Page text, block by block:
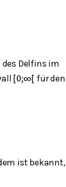
Delfins im
[0;∞[ für den
ist bekannt,